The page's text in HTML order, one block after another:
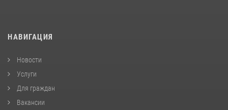
НАВИГАЦИЯ
Новости
Услуги
Для граждан
Вакансии